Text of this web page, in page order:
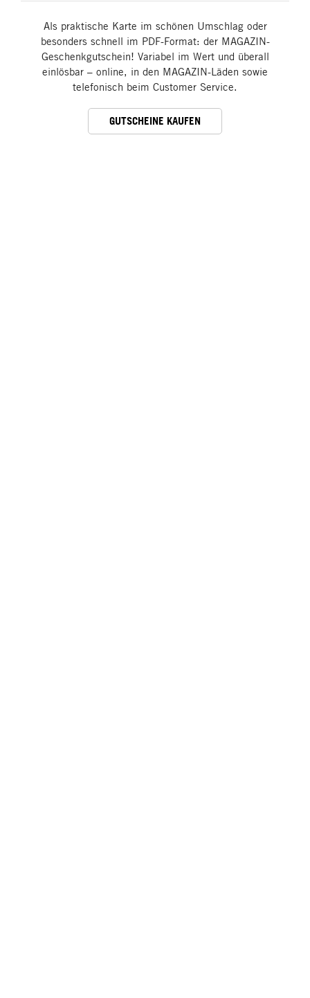
Als praktische Karte im schönen Umschlag oder
besonders schnell im PDF-Format: der MAGAZIN-
Geschenkgutschein! Variabel im Wert und überall
einlösbar – online, in den MAGAZIN-Läden sowie
telefonisch beim Customer Service.
GUTSCHEINE KAUFEN